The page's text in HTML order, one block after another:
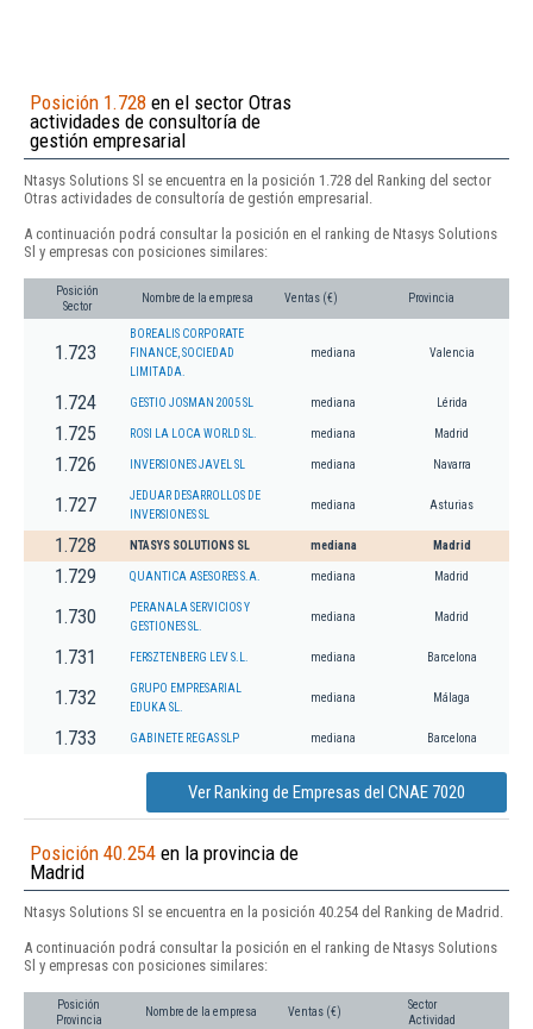
Posición 1.728 en el sector Otras
actividades de consultoría de
gestión empresarial
Ntasys Solutions Sl se encuentra en la posición 1.728 del Ranking del sector
Otras actividades de consultoría de gestión empresarial.
A continuación podrá consultar la posición en el ranking de Ntasys Solutions
Sl y empresas con posiciones similares:
Posición
Sector
Nombre de la empresa Ventas (€) Provincia
1.723
BOREALIS CORPORATE
FINANCE, SOCIEDAD
LIMITADA.
mediana Valencia
1.724 GESTIO JOSMAN 2005 SL mediana Lérida
1.725 ROSI LA LOCA WORLD SL. mediana Madrid
1.726 INVERSIONES JAVEL SL mediana Navarra
1.727
JEDUAR DESARROLLOS DE
INVERSIONES SL
mediana Asturias
1.728 NTASYS SOLUTIONS SL mediana Madrid
1.729 QUANTICA ASESORES S.A. mediana Madrid
1.730
PERANALA SERVICIOS Y
GESTIONES SL.
mediana Madrid
1.731 FERSZTENBERG LEV S.L. mediana Barcelona
1.732
GRUPO EMPRESARIAL
EDUKA SL.
mediana Málaga
1.733 GABINETE REGAS SLP mediana Barcelona
Ver Ranking de Empresas del CNAE 7020
Posición 40.254 en la provincia de
Madrid
Ntasys Solutions Sl se encuentra en la posición 40.254 del Ranking de Madrid.
A continuación podrá consultar la posición en el ranking de Ntasys Solutions
Sl y empresas con posiciones similares:
Posición
Provincia
Nombre de la empresa Ventas (€)
Sector
Actividad